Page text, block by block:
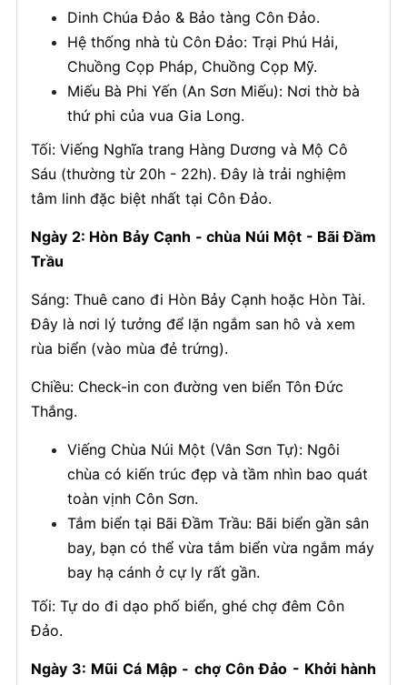
Dinh Chúa Đảo & Bảo tàng Côn Đảo.
Hệ thống nhà tù Côn Đảo: Trại Phú Hải,
Chuồng Cọp Pháp, Chuồng Cọp Mỹ.
Miếu Bà Phi Yến (An Sơn Miếu): Nơi thờ bà
thứ phi của vua Gia Long.
Tối: Viếng Nghĩa trang Hàng Dương và Mộ Cô
Sáu (thường từ 20h - 22h). Đây là trải nghiệm
tâm linh đặc biệt nhất tại Côn Đảo.
Ngày 2: Hòn Bảy Cạnh - chùa Núi Một - Bãi Đầm
Trầu
Sáng: Thuê cano đi Hòn Bảy Cạnh hoặc Hòn Tài.
Đây là nơi lý tưởng để lặn ngắm san hô và xem
rùa biển (vào mùa đẻ trứng).
Chiều: Check-in con đường ven biển Tôn Đức
Thắng.
Viếng Chùa Núi Một (Vân Sơn Tự): Ngôi
chùa có kiến trúc đẹp và tầm nhìn bao quát
toàn vịnh Côn Sơn.
Tắm biển tại Bãi Đầm Trầu: Bãi biển gần sân
bay, bạn có thể vừa tắm biển vừa ngắm máy
bay hạ cánh ở cự ly rất gần.
Tối: Tự do đi dạo phố biển, ghé chợ đêm Côn
Đảo.
Ngày 3: Mũi Cá Mập - chợ Côn Đảo - Khởi hành